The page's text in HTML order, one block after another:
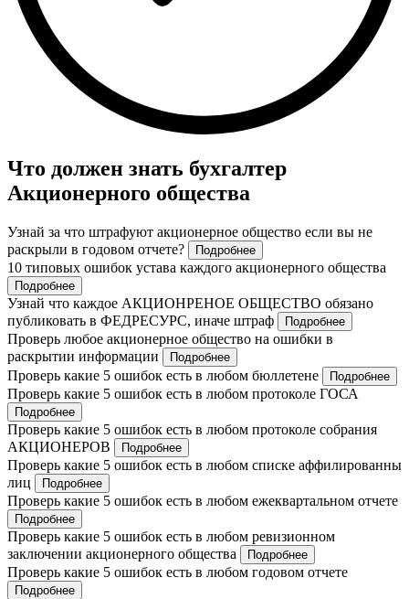
Что должен знать бухгалтер
Акционерного общества
Узнай за что штрафуют акционерное общество если вы не
раскрыли в годовом отчете?
Подробнее
10 типовых ошибок устава каждого акционерного общества
Подробнее
Узнай что каждое АКЦИОНРЕНОЕ ОБЩЕСТВО обязано
публиковать в ФЕДРЕСУРС, иначе штраф
Подробнее
Проверь любое акционерное общество на ошибки в
раскрытии информации
Подробнее
Проверь какие 5 ошибок есть в любом бюллетене Подробнее
Проверь какие 5 ошибок есть в любом протоколе ГОСА
Подробнее
Проверь какие 5 ошибок есть в любом протоколе собрания
АКЦИОНЕРОВ
Подробнее
Проверь какие 5 ошибок есть в любом списке аффилированны
лиц
Подробнее
Проверь какие 5 ошибок есть в любом ежеквартальном отчете
Подробнее
Проверь какие 5 ошибок есть в любом ревизионном
заключении акционерного общества
Подробнее
Проверь какие 5 ошибок есть в любом годовом отчете
Подробнее